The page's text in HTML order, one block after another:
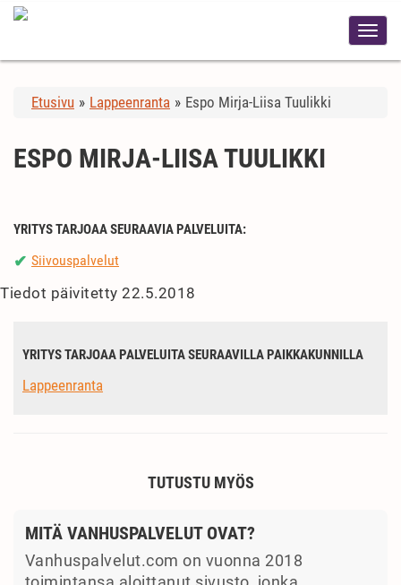
Etusivu » Lappeenranta » Espo Mirja-Liisa Tuulikki
ESPO MIRJA-LIISA TUULIKKI
YRITYS TARJOAA SEURAAVIA PALVELUITA:
✔ Siivouspalvelut
Tiedot päivitetty 22.5.2018
YRITYS TARJOAA PALVELUITA SEURAAVILLA PAIKKAKUNNILLA
Lappeenranta
TUTUSTU MYÖS
MITÄ VANHUSPALVELUT OVAT?
Vanhuspalvelut.com on vuonna 2018